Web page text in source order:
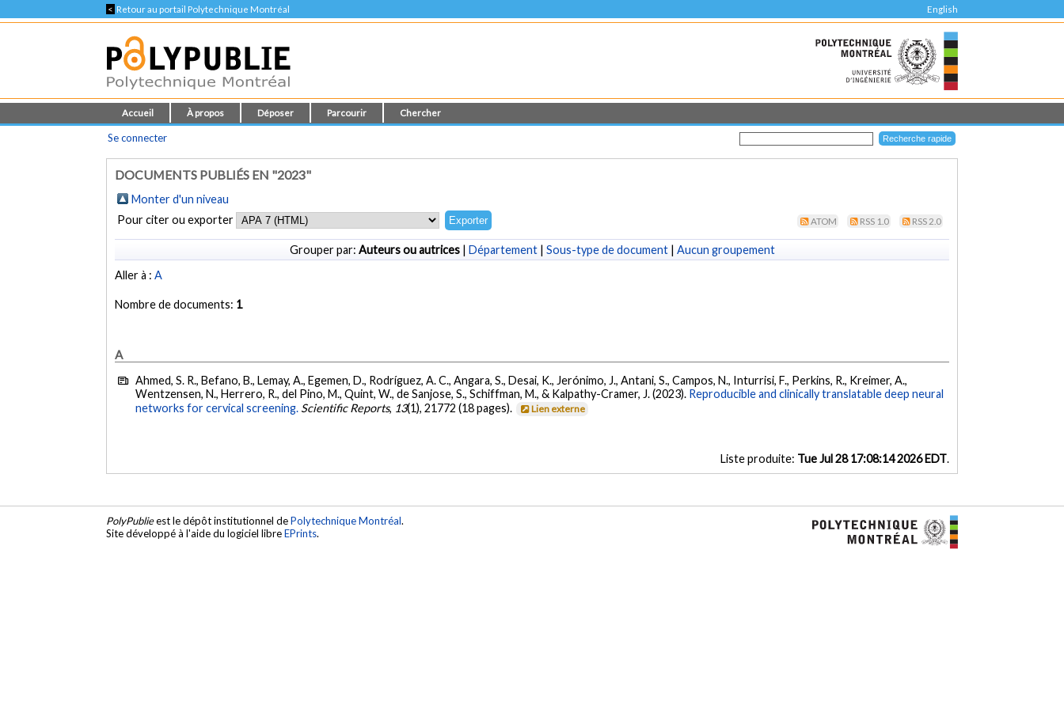
< Retour au portail Polytechnique Montréal English
Accueil À propos Déposer Parcourir Chercher
Se connecter
DOCUMENTS PUBLIÉS EN "2023"
Monter d'un niveau
Pour citer ou exporter
ATOM RSS 1.0 RSS 2.0
Grouper par: Auteurs ou autrices| Département| Sous-type de document| Aucun groupement
Aller à :A
Nombre de documents: 1
A
Ahmed, S. R., Befano, B., Lemay, A., Egemen, D., Rodríguez, A. C., Angara, S., Desai, K., Jerónimo, J., Antani, S., Campos, N., Inturrisi, F., Perkins, R., Kreimer, A.,
Wentzensen, N., Herrero, R., del Pino, M., Quint, W., de Sanjose, S., Schiffman, M., & Kalpathy-Cramer, J. (2023). Reproducible and clinically translatable deep neural
networks for cervical screening. Scientific Reports, 13(1), 21772 (18 pages). Lien externe
Liste produite: Tue Jul 28 17:08:14 2026 EDT.
PolyPublieest le dépôt institutionnel dePolytechnique Montréal.
Site développé à l'aide du logiciel libreEPrints.